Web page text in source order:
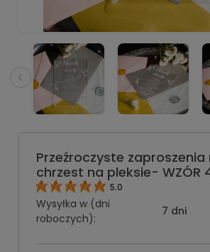
Przeźroczyste zaproszenia
chrzest na pleksie- WZÓR
5.0
Wysyłka w (dni
roboczych):
7 dni